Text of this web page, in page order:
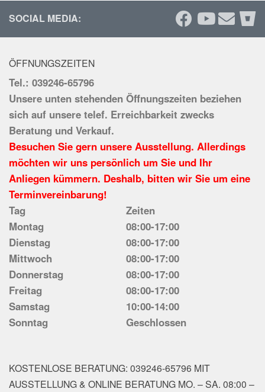
SOCIAL MEDIA:
ÖFFNUNGSZEITEN
Tel.: 039246-65796
Unsere unten stehenden Öffnungszeiten beziehen
sich auf unsere telef. Erreichbarkeit zwecks
Beratung und Verkauf.
Besuchen Sie gern unsere Ausstellung. Allerdings
möchten wir uns persönlich um Sie und Ihr
Anliegen kümmern. Deshalb, bitten wir Sie um eine
Terminvereinbarung!
Tag
Zeiten
Montag
08:00-17:00
Dienstag
08:00-17:00
Mittwoch
08:00-17:00
Donnerstag
08:00-17:00
Freitag
08:00-17:00
Samstag
10:00-14:00
Sonntag
Geschlossen
KOSTENLOSE BERATUNG: 039246-65796 MIT
AUSSTELLUNG & ONLINE BERATUNG MO. – SA. 08:00 –